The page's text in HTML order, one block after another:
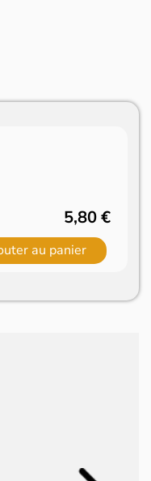
5,80 €
au panier